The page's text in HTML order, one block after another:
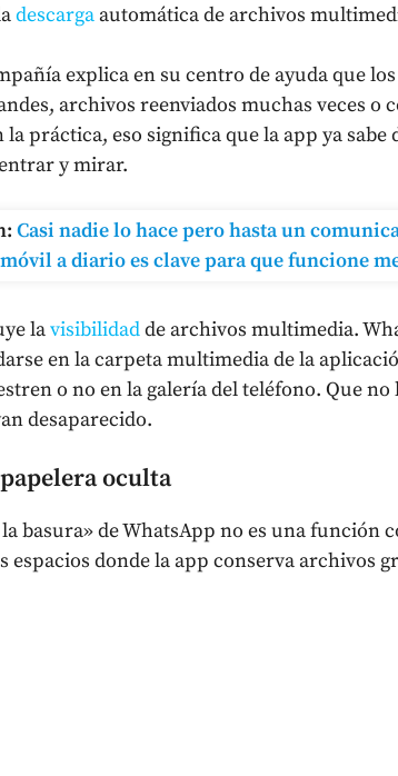
descarga automática de archivos
explica en su centro de ayuda que
archivos reenviados muchas veces o
práctica, eso significa que la app ya
y mirar.
Casi nadie lo hace pero hasta un
a diario es clave para que funcione
lavisibilidadde archivos multimedia.
en la carpeta multimedia de la
o no en la galería del teléfono. Que
desaparecido.
papelera oculta
basura» de WhatsApp no es una función
espacios donde la app conserva archivos